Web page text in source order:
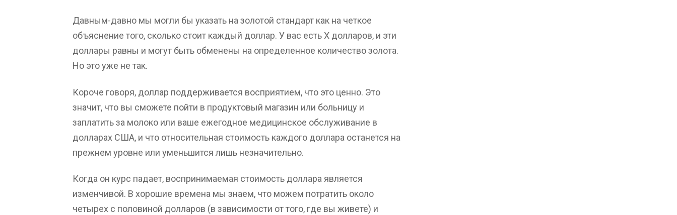
Давным-давно мы могли бы указать на золотой стандарт как на четкое
объяснение того, сколько стоит каждый доллар. У вас есть X долларов, и эти
доллары равны и могут быть обменены на определенное количество золота.
Но это уже не так.
Короче говоря, доллар поддерживается восприятием, что это ценно. Это
значит, что вы сможете пойти в продуктовый магазин или больницу и
заплатить за молоко или ваше ежегодное медицинское обслуживание в
долларах США, и что относительная стоимость каждого доллара останется на
прежнем уровне или уменьшится лишь незначительно.
Когда он курс падает, воспринимаемая стоимость доллара является
изменчивой. В хорошие времена мы знаем, что можем потратить около
четырех с половиной долларов (в зависимости от того, где вы живете) и